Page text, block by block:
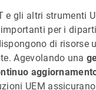
e gli altri strumenti
per i
di risorse
Agevolando una
UEM